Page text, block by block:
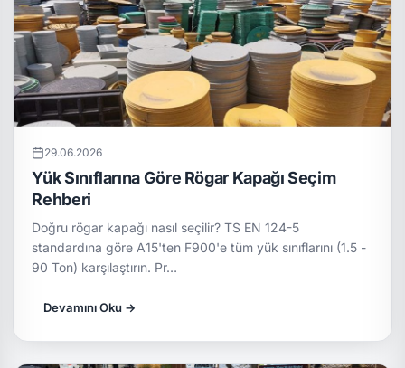
29.06.2026
Yük Sınıflarına Göre Rögar Kapağı Seçim
Rehberi
Doğru rögar kapağı nasıl seçilir? TS EN 124-5
standardına göre A15'ten F900'e tüm yük sınıflarını (1.5 -
90 Ton) karşılaştırın. Pr…
Devamını Oku →